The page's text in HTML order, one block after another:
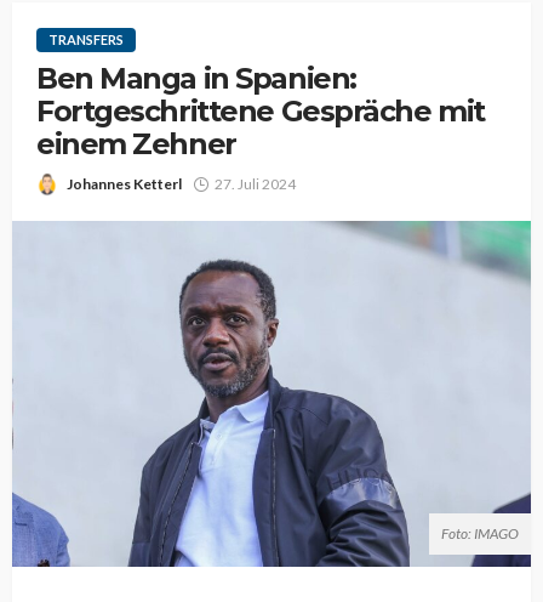
TRANSFERS
Ben Manga in Spanien:
Fortgeschrittene Gespräche mit
einem Zehner
Johannes Ketterl 27. Juli 2024
Foto: IMAGO